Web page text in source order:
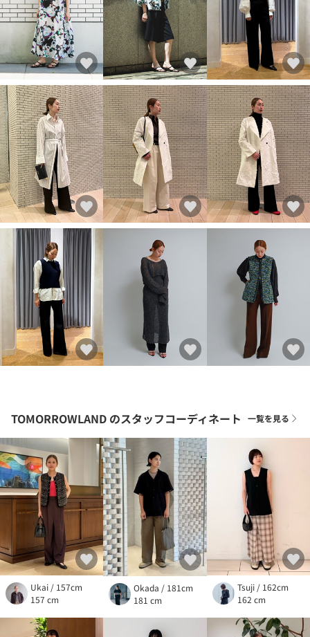
TOMORROWLAND のスタッフコーディネート 一覧を見る
Ukai / 157cm
157 cm
Okada / 181cm
181 cm
Tsuji / 162cm
162 cm